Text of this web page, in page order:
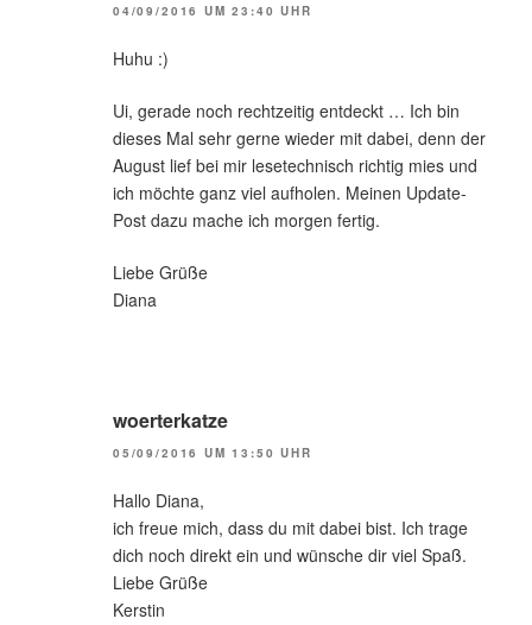
04/09/2016 UM 23:40 UHR
Huhu :)
Ui, gerade noch rechtzeitig entdeckt … Ich bin
dieses Mal sehr gerne wieder mit dabei, denn der
August lief bei mir lesetechnisch richtig mies und
ich möchte ganz viel aufholen. Meinen Update-
Post dazu mache ich morgen fertig.
Liebe Grüße
Diana
woerterkatze
05/09/2016 UM 13:50 UHR
Hallo Diana,
ich freue mich, dass du mit dabei bist. Ich trage
dich noch direkt ein und wünsche dir viel Spaß.
Liebe Grüße
Kerstin